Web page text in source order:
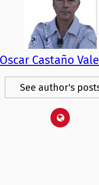
Oscar Castaño
See author's